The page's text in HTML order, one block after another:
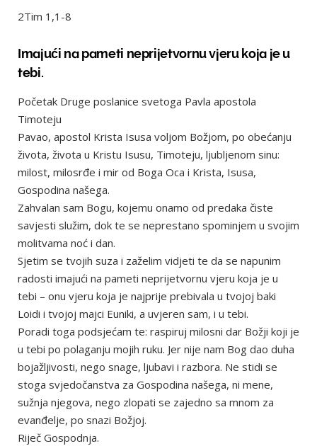
2Tim 1,1-8
Imajući na pameti neprijetvornu vjeru koja je u
tebi.
Početak Druge poslanice svetoga Pavla apostola
Timoteju
Pavao, apostol Krista Isusa voljom Božjom, po obećanju
života, života u Kristu Isusu, Timoteju, ljubljenom sinu:
milost, milosrđe i mir od Boga Oca i Krista, Isusa,
Gospodina našega.
Zahvalan sam Bogu, kojemu onamo od predaka čiste
savjesti služim, dok te se neprestano spominjem u svojim
molitvama noć i dan.
Sjetim se tvojih suza i zaželim vidjeti te da se napunim
radosti imajući na pameti neprijetvornu vjeru koja je u
tebi – onu vjeru koja je najprije prebivala u tvojoj baki
Loidi i tvojoj majci Euniki, a uvjeren sam, i u tebi.
Poradi toga podsjećam te: raspiruj milosni dar Božji koji je
u tebi po polaganju mojih ruku. Jer nije nam Bog dao duha
bojažljivosti, nego snage, ljubavi i razbora. Ne stidi se
stoga svjedočanstva za Gospodina našega, ni mene,
sužnja njegova, nego zlopati se zajedno sa mnom za
evanđelje, po snazi Božjoj.
Riječ Gospodnja.